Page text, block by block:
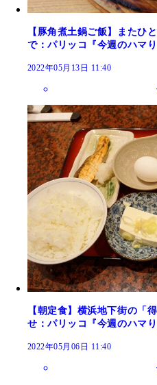
【豚角煮土鍋ご飯】またひ
で：パリッコ『今週のハマ
2022年05月13日 11:40
【朝定食】横浜地下街の「
せ：パリッコ『今週のハマ
2022年05月06日 11:40